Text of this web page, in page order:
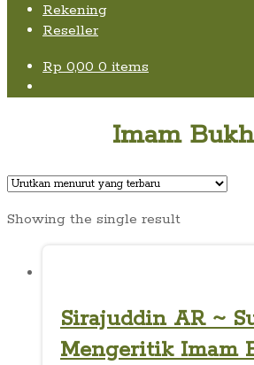
Rekening
Reseller
Rp 0,00 0 items
Imam
Showing the single result
Sirajuddin AR ~
Mengeritik Imam